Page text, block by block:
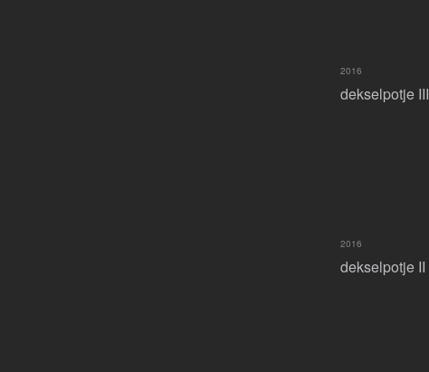
dekselpotje III
2016
dekselpotje II
2016